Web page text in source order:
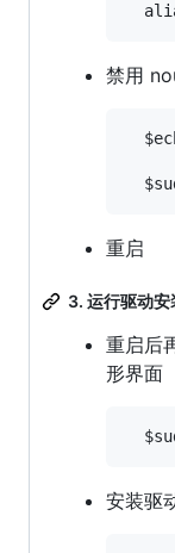
禁用
重启
3. 运行驱动安
重启后
形界面
安装驱